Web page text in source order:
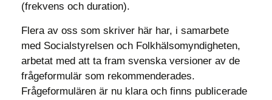
(frekvens och duration).
Flera av oss som skriver här har, i samarbete
med Socialstyrelsen och Folkhälsomyndigheten,
arbetat med att ta fram svenska versioner av de
frågeformulär som rekommenderades.
Frågeformulären är nu klara och finns publicerade